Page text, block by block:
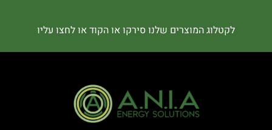
לקטלוג המוצרים שלנו סירקו או הקוד או לחצו עליו